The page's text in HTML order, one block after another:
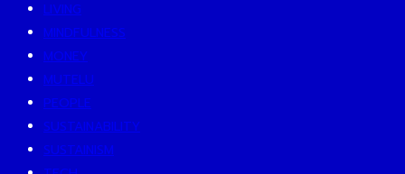
LIVING
MINDFULNESS
MONEY
MUTELU
PEOPLE
SUSTAINABILITY
SUSTAINISM